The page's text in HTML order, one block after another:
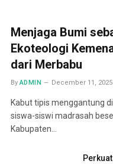
Menjaga Bumi
Ekoteologi
dari Merbabu
By ADMIN December 11, 2025
Kabut tipis menggantung
siswa-siswi madrasah
Kabupaten…